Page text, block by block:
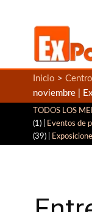
Inicio >
noviembre |
TODOS LOS
(1) |
Eventos de
(39) |